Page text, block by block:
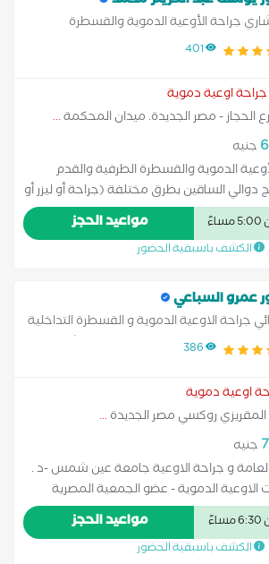
جراحة الأوعية الدموية والقسطرة
والقدم السكري والدوالي
401
جراحة اوعية دموية
الحجاز - مصر الجديدة. ميدان المحكمة...
جنيه
الدموية والقسطرة الطرفية والقدم
دوالي الساقين بطرق مختلفة (جراحة أو ليزر أو
التعامل مع القصور الوريدي المزمن
أو تمزق الأوعية الدموية. إنقاذ الأطراف في
مواعيد الحجز
الكشف باسبقية الحضور
عمرو السباعي
جراحة الاوعية الدموية و القسطرة التداخلية
السكري بكلية الطب جامعة عين شمس
386
اوعية دموية
روكسي مصر الجديدة...
جنيه
العامة و جراحة الاوعية جامعة عين شمس -د .
الاوعية الدموية - عضو الجمعية المصرية
و القسطرة التداخلية -علاج دوالي الساقين
الحراري والليزر_علاج جلطات الاوردة العميقة
الدوالي -عمل وصلات وقساطر الغسيل
مواعيد الحجز
الكشف باسبقية الحضور